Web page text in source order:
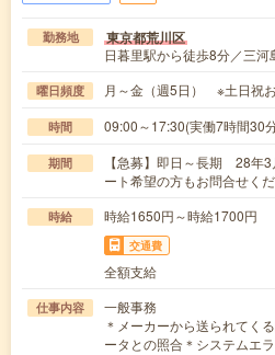
勤務地 東京都荒川区
日暮里駅から徒歩8分／三
曜日頻度 月～金（週5日） ※土日祝
時間 09:00～17:30(実働7時間30
期間
【急募】即日～長期 28年
ート希望の方もお問合せく
時給 時給1650円～時給1700円
交通費
全額支給
仕事内容
一般事務
＊メーカーから送られてく
ータとの照合＊システムエ